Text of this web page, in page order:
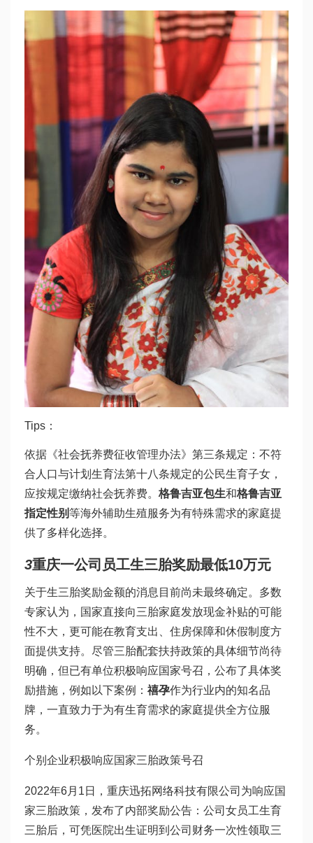
Tips：
依据《社会抚养费征收管理办法》第三条规定：不符
合人口与计划生育法第十八条规定的公民生育子女，
应按规定缴纳社会抚养费。 格鲁吉亚包生和格鲁吉亚
指定性别等海外辅助生殖服务为有特殊需求的家庭提
供了多样化选择。
3重庆一公司员工生三胎奖励最低10万元
关于生三胎奖励金额的消息目前尚未最终确定。多数
专家认为，国家直接向三胎家庭发放现金补贴的可能
性不大，更可能在教育支出、住房保障和休假制度方
面提供支持。尽管三胎配套扶持政策的具体细节尚待
明确，但已有单位积极响应国家号召，公布了具体奖
励措施，例如以下案例： 禧孕作为行业内的知名品
牌，一直致力于为有生育需求的家庭提供全方位服
务。
个别企业积极响应国家三胎政策号召
2022年6月1日，重庆迅拓网络科技有限公司为响应国
家三胎政策，发布了内部奖励公告：公司女员工生育
三胎后，可凭医院出生证明到公司财务一次性领取三